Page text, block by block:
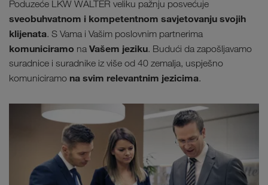
Poduzeće LKW WALTER veliku pažnju posvećuje
sveobuhvatnom i kompetentnom savjetovanju svojih
klijenata. S Vama i Vašim poslovnim partnerima
komuniciramo na Vašem jeziku. Budući da zapošljavamo
suradnice i suradnike iz više od 40 zemalja, uspješno
komuniciramo na svim relevantnim jezicima.